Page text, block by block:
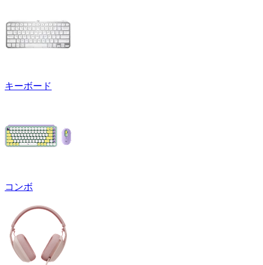
キーボード
コンボ